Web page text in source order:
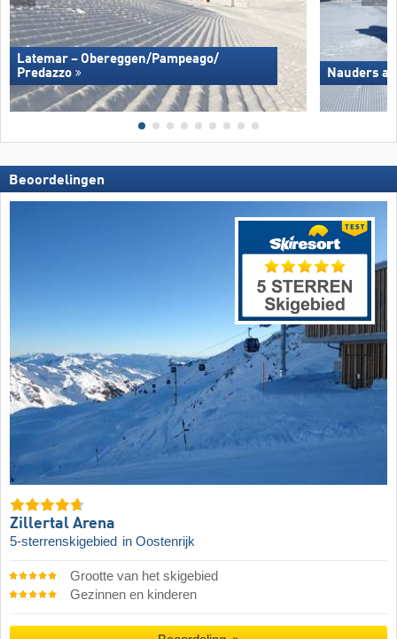
Latemar – Obereggen/​Pampeago/​
Predazzo
Nauders
Beoordelingen
Zillertal Arena
5-sterrenskigebied in Oostenrijk
Grootte van het skigebied
Gezinnen en kinderen